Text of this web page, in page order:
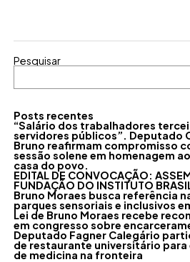
Pesquisar
Posts recentes
“Salário dos trabalhadores
servidores públicos”. Deputado
Bruno reafirmam compromisso
sessão solene em homenagem
casa do povo.
EDITAL DE CONVOCAÇÃO:
FUNDAÇÃO DO INSTITUTO
Bruno Moraes busca referência
parques sensoriais e inclusivos
Lei de Bruno Moraes recebe
em congresso sobre
Deputado Fagner Calegário
de restaurante universitário
de medicina na fronteira